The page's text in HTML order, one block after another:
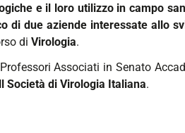
e il loro utilizzo in campo
di due aziende interessate allo
di Virologia.
Associati in Senato
Società di Virologia Italiana.